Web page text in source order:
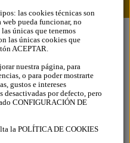
las cookies técnicas son
web pueda funcionar, no
únicas que tenemos
las únicas cookies que
ACEPTAR.
nuestra página, para
o para poder mostrarte
gustos e intereses
desactivadas por defecto, pero
CONFIGURACIÓN DE
la POLÍTICA DE COOKIES